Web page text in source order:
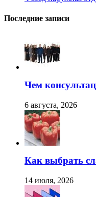
Последние записи
Чем
6 августа, 2026
Как выбрать
14 июля, 2026